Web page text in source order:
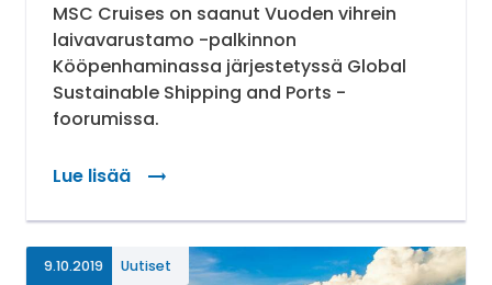
MSC Cruises on saanut Vuoden vihrein
laivavarustamo -palkinnon
Kööpenhaminassa järjestetyssä Global
Sustainable Shipping and Ports -
foorumissa.
Lue lisää
: MSC Cruisesille tunnustusta ympäristötyöstä
9.10.2019 Uutiset